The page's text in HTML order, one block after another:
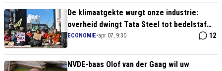
De klimaatgekte wurgt onze industrie:
overheid dwingt Tata Steel tot bedelstaf
voor 'vergroening'
ECONOMIE•apr 07, 9:30 12
NVDE-baas Olof van der Gaag wil uw